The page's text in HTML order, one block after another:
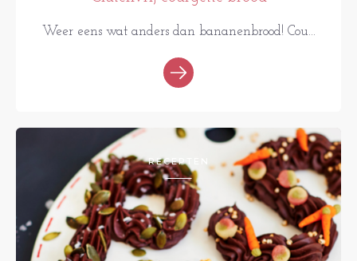
Weer eens wat anders dan bananenbrood! Cou...
RECEPTEN